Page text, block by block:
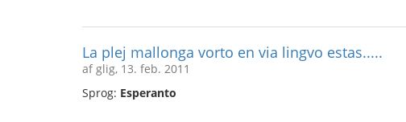
La plej mallonga vorto en via lingvo estas.....
af glig, 13. feb. 2011
Sprog: Esperanto